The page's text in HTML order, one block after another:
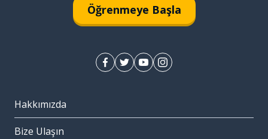
Öğrenmeye Başla
Hakkımızda
Bize Ulaşın